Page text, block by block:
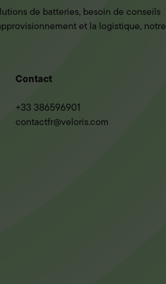
de batteries, besoin de conseils
et la logistique, notre
Contact
+33 386596901
contactfr@veloris.com